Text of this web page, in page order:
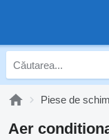
Piese de
Aer